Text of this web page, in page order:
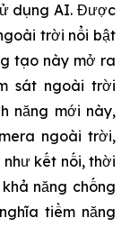
dụng AI. Được
trời nổi bật
tạo này mở ra
sát ngoài trời
năng mới này,
ngoài trời,
kết nối, thời
năng chống
tiềm năng